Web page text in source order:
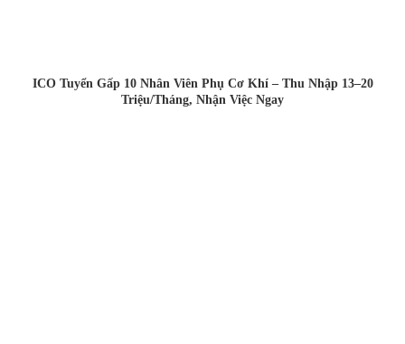
ICO Tuyển Gấp 10 Nhân Viên Phụ Cơ Khí – Thu Nhập 13–20
Triệu/Tháng, Nhận Việc Ngay